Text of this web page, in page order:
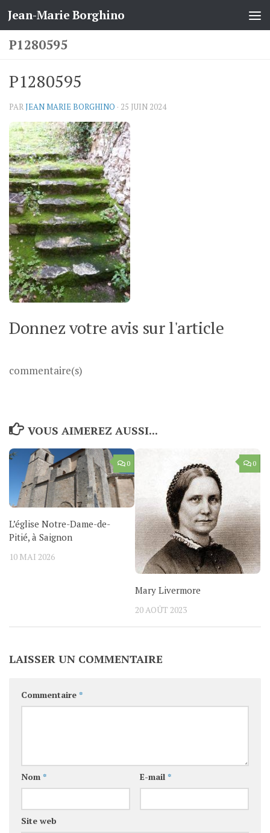
Skip to content
Jean-Marie Borghino
P1280595
P1280595
PARJEAN MARIE BORGHINO · 25 JUIN 2024
Donnez votre avis sur l'article
commentaire(s)
VOUS AIMEREZ AUSSI...
0
L’église Notre-Dame-de-
Pitié, à Saignon
10 MAI 2026
0
Mary Livermore
20 AOÛT 2023
LAISSER UN COMMENTAIRE
Commentaire *
Nom * E-mail *
Site web